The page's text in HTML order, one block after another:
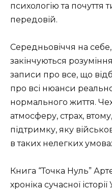
психологію та почуття
передовій.
Середньовіччя на
закінчуються
записи про все, що
про всі нюанси
нормального життя.
атмосферу, страх,
підтримку, яку
в таких нелегких
Книга “Точка Нуль”
хроніка сучасної